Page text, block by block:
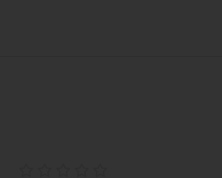
Service-Gruppe ist essenziell und kann nicht